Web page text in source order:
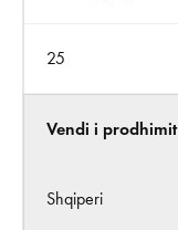
25
Vendi i prodhimit
Shqiperi